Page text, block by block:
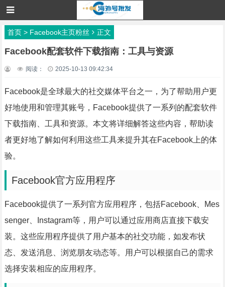
首页> Facebook主页粉丝 正文
Facebook配套软件下载指南：工具与资源
阅读： 2025-10-13 09:42:34
Facebook是全球最大的社交媒体平台之一，为了帮助用户更
好地使用和管理其账号，Facebook提供了一系列的配套软件
下载指南、工具和资源。本文将详细解答这些内容，帮助读
者更好地了解如何利用这些工具来提升其在Facebook上的体
验。
Facebook官方应用程序
Facebook提供了一系列官方应用程序，包括Facebook、Mes
senger、Instagram等，用户可以通过应用商店直接下载安
装。这些应用程序提供了用户基本的社交功能，如发布状
态、发送消息、浏览朋友动态等。用户可以根据自己的需求
选择安装相应的应用程序。